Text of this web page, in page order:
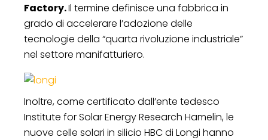
Factory.Il termine definisce una fabbrica in
grado di accelerare l’adozione delle
tecnologie della “quarta rivoluzione industriale”
nel settore manifatturiero.
Inoltre, come certificato dall’ente tedesco
Institute for Solar Energy Research Hamelin, le
nuove celle solari in silicio HBC di Longi hanno